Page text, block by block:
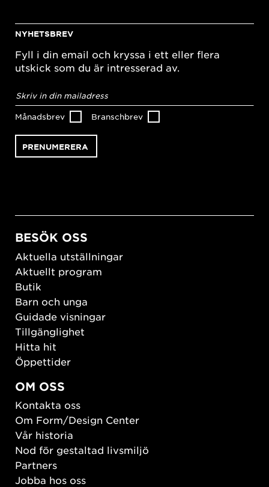
NYHETSBREV
Fyll i din email och kryssa i ett eller flera
utskick som du är intresserad av.
postadress*
Månadsbrev Branschbrev
BESÖK OSS
Aktuella utställningar
Aktuellt program
Butik
Barn och unga
Guidade visningar
Tillgänglighet
Hitta hit
Öppettider
OM OSS
Kontakta oss
Om Form/Design Center
Vår historia
Nod för gestaltad livsmiljö
Partners
Jobba hos oss